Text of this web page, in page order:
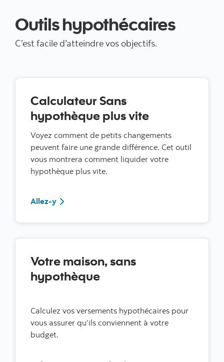
Outils hypothécaires
C’est facile d’atteindre vos objectifs.
Calculateur Sans
hypothèque plus vite
Voyez comment de petits changements
peuvent faire une grande différence. Cet outil
vous montrera comment liquider votre
hypothèque plus vite.
Allez-yAllez-y
Votre maison, sans
hypothèque
Calculez vos versements hypothécaires pour
vous assurer qu’ils conviennent à votre
budget.